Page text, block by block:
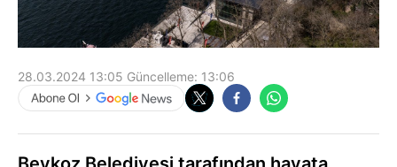
28.03.2024 13:05 Güncelleme: 13:06